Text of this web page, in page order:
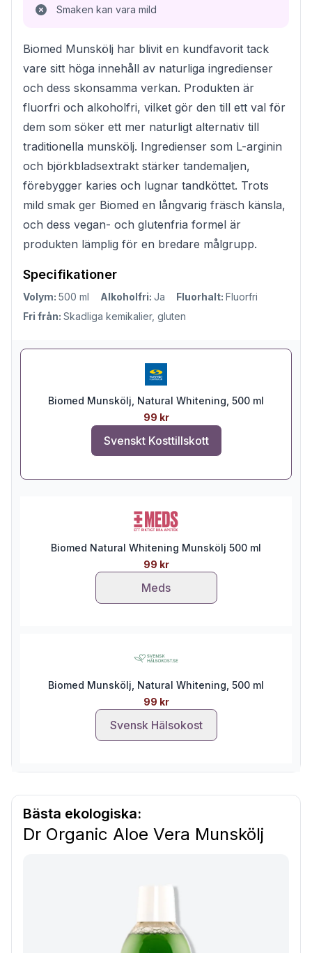
Smaken kan vara mild
Biomed Munskölj har blivit en kundfavorit tack
vare sitt höga innehåll av naturliga ingredienser
och dess skonsamma verkan. Produkten är
fluorfri och alkoholfri, vilket gör den till ett val för
dem som söker ett mer naturligt alternativ till
traditionella munskölj. Ingredienser som L-arginin
och björkbladsextrakt stärker tandemaljen,
förebygger karies och lugnar tandköttet. Trots
mild smak ger Biomed en långvarig fräsch känsla,
och dess vegan- och glutenfria formel är
produkten lämplig för en bredare målgrupp.
Specifikationer
Volym: 500 ml Alkoholfri: Ja Fluorhalt: Fluorfri
Fri från: Skadliga kemikalier, gluten
Biomed Munskölj, Natural Whitening, 500 ml
99 kr
Svenskt Kosttillskott
Biomed Natural Whitening Munskölj 500 ml
99 kr
Meds
Biomed Munskölj, Natural Whitening, 500 ml
99 kr
Svensk Hälsokost
Bästa ekologiska:
Dr Organic Aloe Vera Munskölj